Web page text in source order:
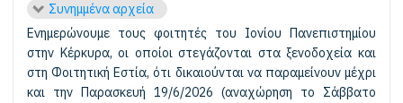
Συνημμένα αρχεία
Ενημερώνουμε τους φοιτητές του Ιονίου Πανεπιστημίου
στην Κέρκυρα, οι οποίοι στεγάζονται στα ξενοδοχεία και
στη Φοιτητική Εστία, ότι δικαιούνται να παραμείνουν μέχρι
και την Παρασκευή 19/6/2026 (αναχώρηση το Σάββατο